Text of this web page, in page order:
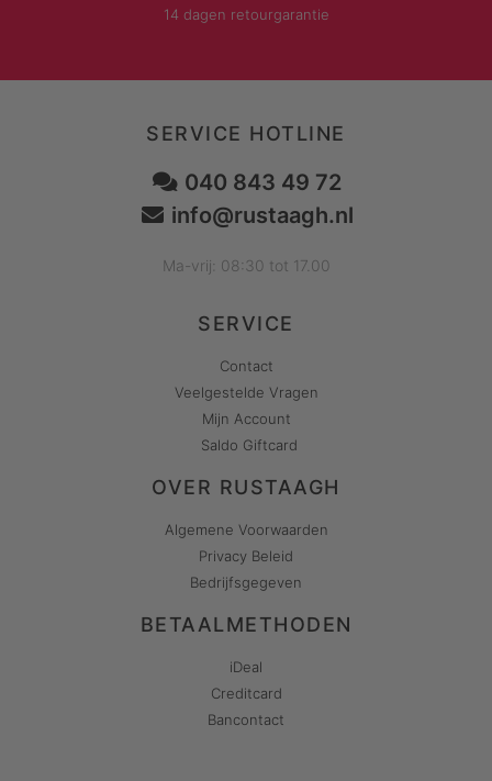
14 dagen retourgarantie
SERVICE HOTLINE
040 843 49 72
info@rustaagh.nl
Ma-vrij: 08:30 tot 17.00
SERVICE
Contact
Veelgestelde Vragen
Mijn Account
Saldo Giftcard
OVER RUSTAAGH
Algemene Voorwaarden
Privacy Beleid
Bedrijfsgegeven
BETAALMETHODEN
iDeal
Creditcard
Bancontact